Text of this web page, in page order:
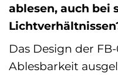
ablesen, auch bei
Das Design der
Ablesbarkeit